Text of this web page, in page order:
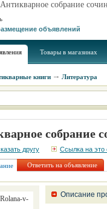
Антикварное собрание
объявлений
Товары в магазинах
книги Литература
собрание
другу Ссылка на это
Ответить на объявление
Описание